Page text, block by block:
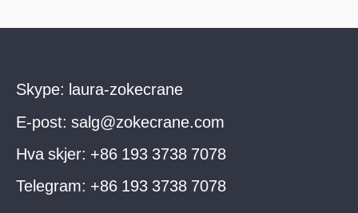
Skype: laura-zokecrane
E-post: salg@zokecrane.com
Hva skjer: +86 193 3738 7078
Telegram: +86 193 3738 7078